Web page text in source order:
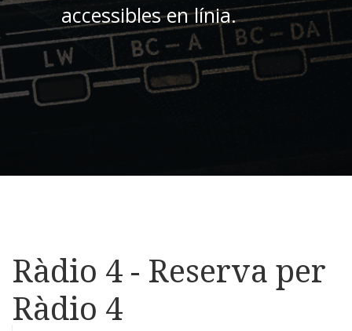
accessibles en línia.
Ràdio 4 - Reserva per
Ràdio 4